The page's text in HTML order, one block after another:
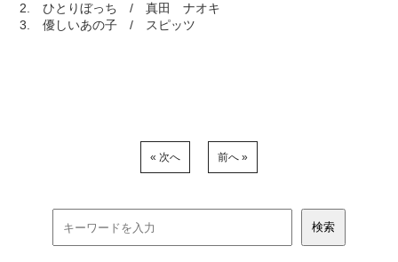
2. ひとりぼっち / 真田 ナオキ
3. 優しいあの子 / スピッツ
« 次へ 前へ »